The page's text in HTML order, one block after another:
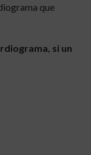
que
si un